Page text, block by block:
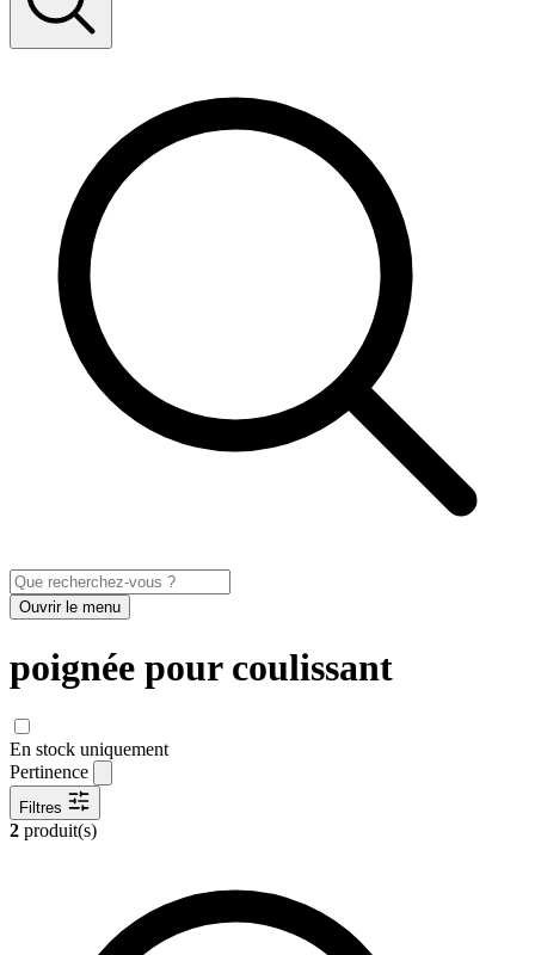
Ouvrir le menu
poignée pour coulissant
En stock uniquement
Pertinence
Filtres
2 produit(s)